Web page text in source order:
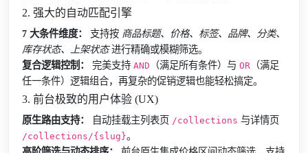
2. 强大的自动匹配引擎
7 大条件维度： 支持按 商品标题、价格、标签、品牌、分类、
库存状态、上架状态进行精确或模糊筛选。
复合逻辑控制：
完美支持AND （满足所有条件）与OR （满足
任一条件）逻辑组合，再复杂的促销逻辑也能轻松搞定。
3. 前台极致的用户体验 (UX)
原生路由支持： 自动挂载主列表页 /collections 与详情页
/collections/{slug}。